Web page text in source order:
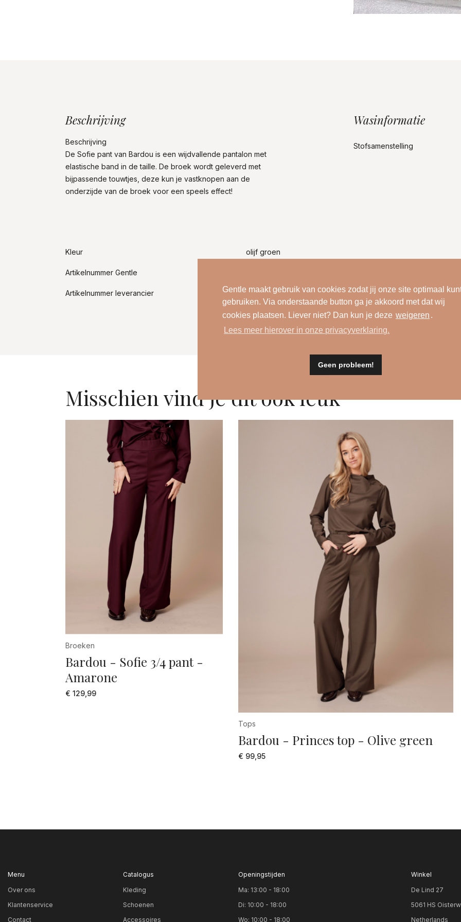
Gentle maakt gebruik van cookies zodat jij onze site optimaal
gebruiken. Via onderstaande button ga je akkoord met dat wij
cookies plaatsen. Liever niet? Dan kun je deze weigeren .
Lees meer hierover in onze privacyverklaring.
Geen probleem!
Beschrijving
Beschrijving
De Sofie pant van Bardou is een wijdvallende pantalon met
elastische band in de taille. De broek wordt geleverd met
bijpassende touwtjes, deze kun je vastknopen aan de
onderzijde van de broek voor een speels effect!
Kleur olijf groen
Artikelnummer Gentle
Artikelnummer leverancier Olive green
Wasinformatie
Stofsamenstelling
Misschien vind je dit ook leuk
Broeken
Bardou - Sofie 3/4 pant -
Amarone
€ 129,99
Tops
Bardou - Princes top - Olive green
€ 99,95
Menu
Over ons
Klantenservice
Contact
Catalogus
Kleding
Schoenen
Accessoires
Openingstijden
Ma: 13:00 - 18:00
Di: 10:00 - 18:00
Wo: 10:00 - 18:00
Winkel
De Lind 27
5061 HS
Netherlands